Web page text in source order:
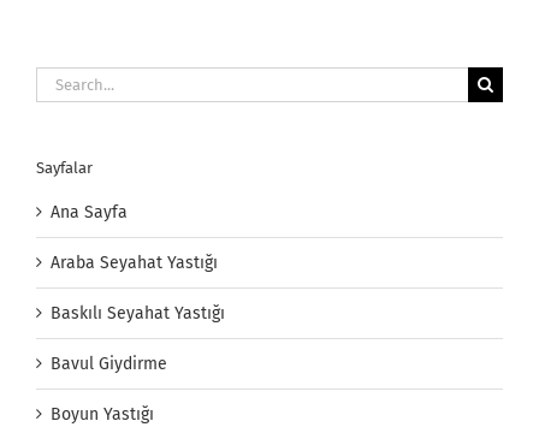
Search
for:
Sayfalar
Ana Sayfa
Araba Seyahat Yastığı
Baskılı Seyahat Yastığı
Bavul Giydirme
Boyun Yastığı